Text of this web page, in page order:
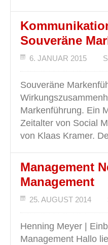
Souveräne
6. JANUAR 2015
Souveräne
Markenführung. Ein
Zeitalter von Social
von Klaas Kramer.
Management
Management
25. AUGUST 2014
Henning Meyer |
Management Hallo